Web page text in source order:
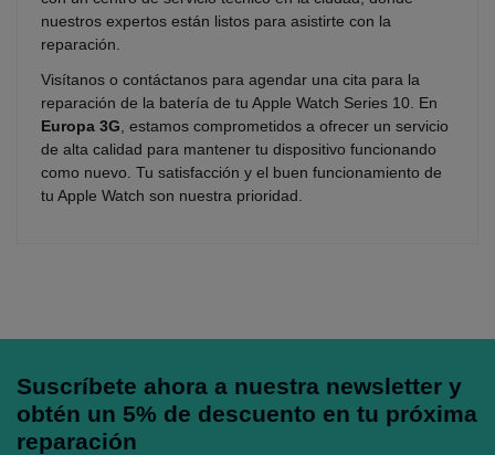
nuestros expertos están listos para asistirte con la
reparación.
Visítanos o contáctanos para agendar una cita para la
reparación de la batería de tu Apple Watch Series 10. En
Europa 3G , estamos comprometidos a ofrecer un servicio
de alta calidad para mantener tu dispositivo funcionando
como nuevo. Tu satisfacción y el buen funcionamiento de
tu Apple Watch son nuestra prioridad.
Suscríbete ahora a nuestra newsletter y
obtén un 5% de descuento en tu próxima
reparación